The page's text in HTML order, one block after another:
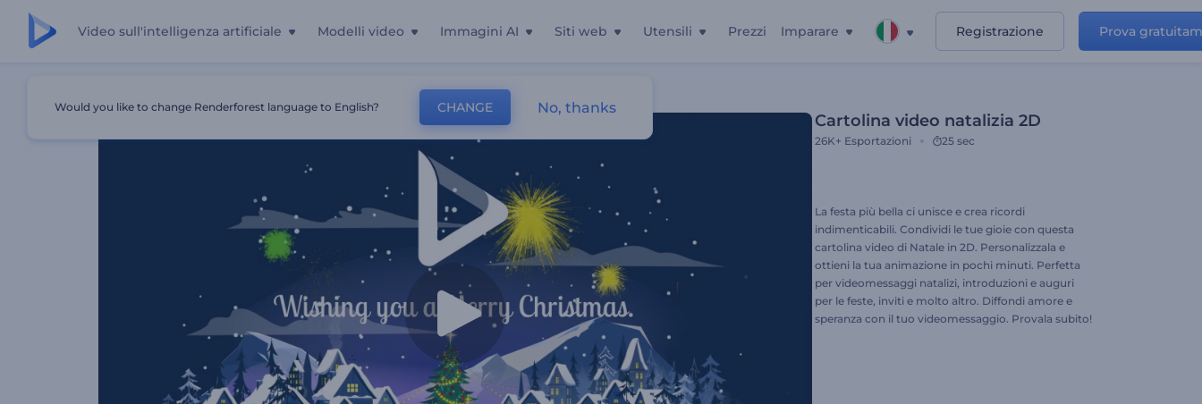
Video sull'intelligenza artificiale Modelli video Immagini AI Siti web Utensili Prezzi Imparare Registrazione Prova
Cartolina video natalizia 2D
26K+ Esportazioni 25 sec
La festa più bella ci unisce e crea ricordi
indimenticabili. Condividi le tue gioie con questa
cartolina video di Natale in 2D. Personalizzala e
ottieni la tua animazione in pochi minuti. Perfetta
per videomessaggi natalizi, introduzioni e auguri
per le feste, inviti e molto altro. Diffondi amore e
speranza con il tuo videomessaggio. Provala subito!
Would you like to change Renderforest language to English? CHANGE No, thanks